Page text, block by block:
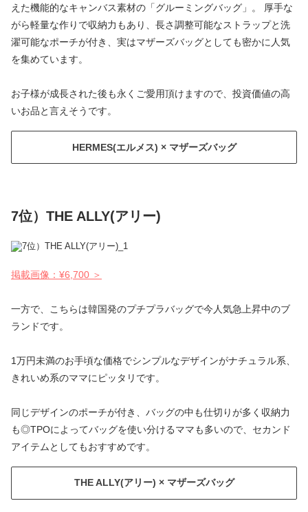
えた機能的なキャンバス素材の「グルーミングバッグ」。 厚手な
がら軽量な作りで収納力もあり、長さ調整可能なストラップと洗
濯可能なポーチが付き、実はマザーズバッグとしても密かに人気
を集めています。
お子様が成長された後も永くご愛用頂けますので、投資価値の高
いお品と言えそうです。
HERMES(エルメス) × マザーズバッグ
7位）THE ALLY(アリー)
掲載画像：¥6,700 ＞
一方で、こちらは韓国発のプチプラバッグで今人気急上昇中のブ
ランドです。
1万円未満のお手頃な価格でシンプルなデザインがナチュラル系、
きれいめ系のママにピッタリです。
同じデザインのポーチが付き、バッグの中も仕切りが多く収納力
も◎TPOによってバッグを使い分けるママも多いので、セカンド
アイテムとしてもおすすめです。
THE ALLY(アリー) × マザーズバッグ